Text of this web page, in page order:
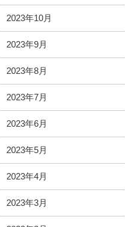
2023年10月
2023年9月
2023年8月
2023年7月
2023年6月
2023年5月
2023年4月
2023年3月